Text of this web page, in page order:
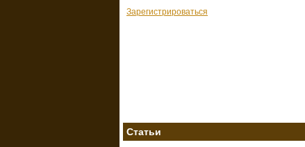
Зарегистрироваться
Статьи